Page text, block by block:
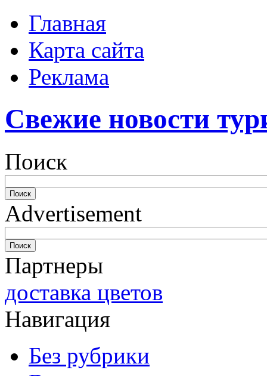
Главная
Карта сайта
Реклама
Свежие новости
Поиск
Advertisement
Партнеры
доставка цветов
Навигация
Без рубрики